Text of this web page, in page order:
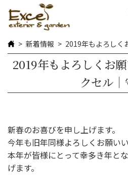
新着情報 2019年もよろしく
2019年もよろしくお
クセル｜
新春のお喜びを申し上げます。
今年も旧年同様よろしくお願いい
本年が皆様にとって幸多き年と
げます。